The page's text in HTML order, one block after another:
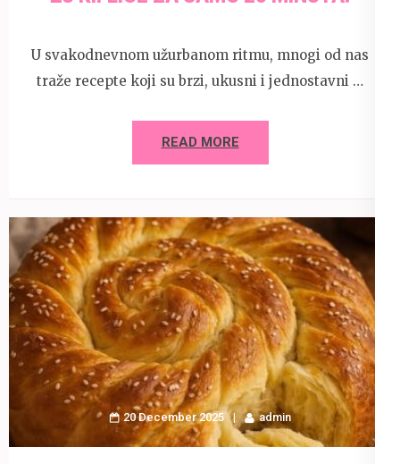
U svakodnevnom užurbanom ritmu, mnogi od nas
traže recepte koji su brzi, ukusni i jednostavni …
READ MORE
20 December 2025 admin